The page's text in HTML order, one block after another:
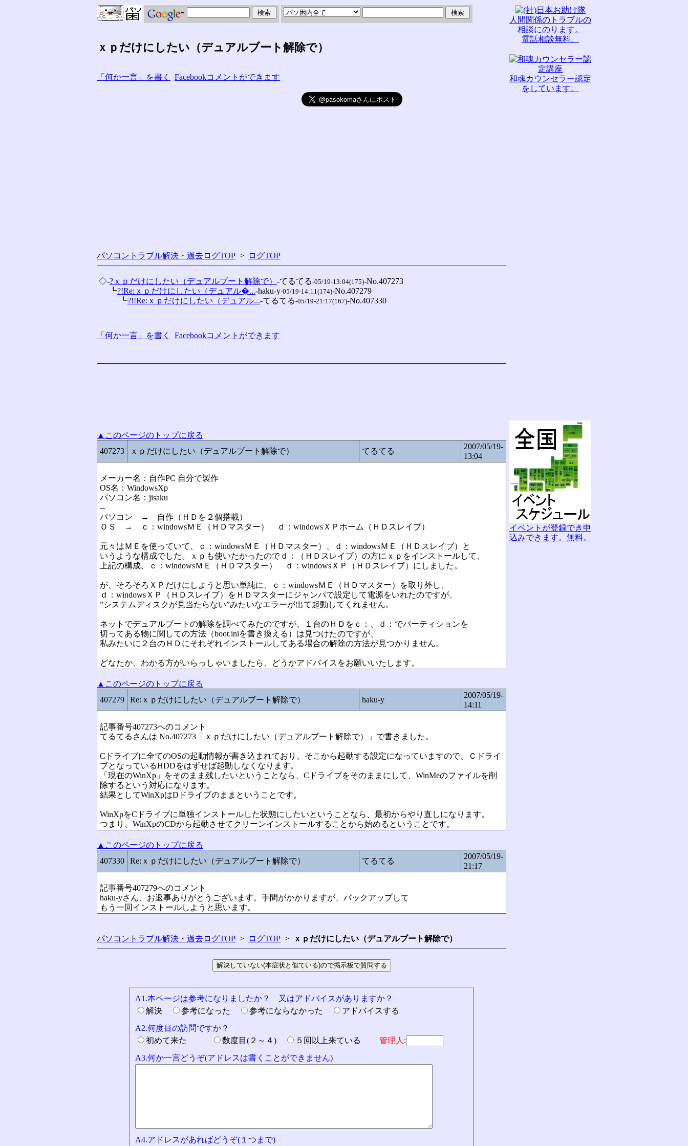
ｘｐだけにしたい（デュアルブート解除で）
「何か一言」を書く Facebookコメントができます
パソコントラブル解決・過去ログTOP > ログTOP
◇-?ｘｐだけにしたい（デュアルブート解除で） -てるてる-05/19-13:04(175)-No.407273
┗?!Re:ｘｐだけにしたい（デュアル�...-haku-y-05/19-14:11(174)-No.407279
┗?!!Re:ｘｐだけにしたい（デュアル...-てるてる-05/19-21:17(167)-No.407330
「何か一言」を書く Facebookコメントができます
▲このページのトップに戻る
407273
ｘｐだけにしたい（デュアルブート解除で） てるてる
2007/05/19-
13:04
メーカー名：自作PC 自分で製作
OS名：WindowsXp
パソコン名：jisaku
--
パソコン → 自作（ＨＤを２個搭載）
ＯＳ → ｃ：windowsＭＥ（ＨＤマスター） ｄ：windowsＸＰホーム（ＨＤスレイブ）
元々はＭＥを使っていて、ｃ：windowsＭＥ（ＨＤマスター）、ｄ：windowsＭＥ（ＨＤスレイブ）と
いうような構成でした。ｘｐも使いたかったのでｄ：（ＨＤスレイブ）の方にｘｐをインストールして、
上記の構成、ｃ：windowsＭＥ（ＨＤマスター） ｄ：windowsＸＰ（ＨＤスレイブ）にしました。
が、そろそろＸＰだけにしようと思い単純に、ｃ：windowsＭＥ（ＨＤマスター）を取り外し、
ｄ：windowsＸＰ（ＨＤスレイブ）をＨＤマスターにジャンパで設定して電源をいれたのですが、
”システムディスクが見当たらない”みたいなエラーが出て起動してくれません。
ネットでデュアルブートの解除を調べてみたのですが、１台のＨＤをｃ：、ｄ：でパーティションを
切ってある物に関しての方法（boot.iniを書き換える）は見つけたのですが、
私みたいに２台のＨＤにそれぞれインストールしてある場合の解除の方法が見つかりません。
どなたか、わかる方がいらっしゃいましたら、どうかアドバイスをお願いいたします。
▲このページのトップに戻る
407279
Re:ｘｐだけにしたい（デュアルブート解除で） haku-y
2007/05/19-
14:11
記事番号407273へのコメント
てるてるさんは No.407273「ｘｐだけにしたい（デュアルブート解除で）」で書きました。
Cドライブに全てのOSの起動情報が書き込まれており、そこから起動する設定になっていますので、Ｃドライ
ブとなっているHDDをはずせば起動しなくなります。
「現在のWinXp」をそのまま残したいということなら、Cドライブをそのままにして、WinMeのファイルを削
除するという対応になります。
結果としてWinXpはDドライブのままということです。
WinXpをCドライブに単独インストールした状態にしたいということなら、最初からやり直しになります。
つまり、WinXpのCDから起動させてクリーンインストールすることから始めるということです。
▲このページのトップに戻る
407330
Re:ｘｐだけにしたい（デュアルブート解除で） てるてる
2007/05/19-
21:17
記事番号407279へのコメント
haku-yさん、お返事ありがとうございます。手間がかかりますが、バックアップして
もう一回インストールしようと思います。
パソコントラブル解決・過去ログTOP > ログTOP > ｘｐだけにしたい（デュアルブート解除で）
A1.本ページは参考になりましたか？ 又はアドバイスがありますか？
解決
参考になった 参考にならなかった
アドバイスする
A2.何度目の訪問ですか？
初めて来た
数度目(２～４) ５回以上来ている 管理人:
A3.何か一言どうぞ(アドレスは書くことができません)
A4.アドレスがあればどうぞ(１つまで)
人間関係のトラブルの
相談にのります。
電話相談無料。
和魂カウンセラー認定
をしています。
イベントが登録でき申
込みできます。無料。